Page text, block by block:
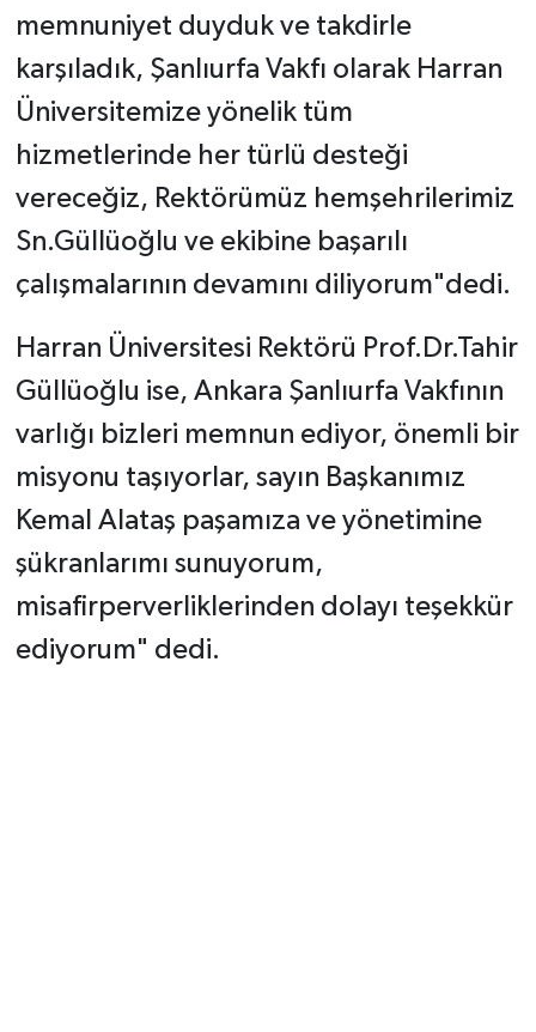
memnuniyet duyduk ve takdirle
karşıladık, Şanlıurfa Vakfı olarak Harran
Üniversitemize yönelik tüm
hizmetlerinde her türlü desteği
vereceğiz, Rektörümüz hemşehrilerimiz
Sn.Güllüoğlu ve ekibine başarılı
çalışmalarının devamını diliyorum"dedi.
Harran Üniversitesi Rektörü Prof.Dr.Tahir
Güllüoğlu ise, Ankara Şanlıurfa Vakfının
varlığı bizleri memnun ediyor, önemli bir
misyonu taşıyorlar, sayın Başkanımız
Kemal Alataş paşamıza ve yönetimine
şükranlarımı sunuyorum,
misafirperverliklerinden dolayı teşekkür
ediyorum" dedi.